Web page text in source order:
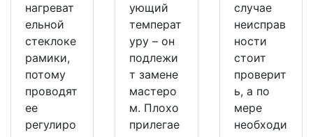
нагреват
ельной
стеклоке
рамики,
потому
проводят
ее
регулиро
ующий
температ
уру – он
подлежи
т замене
мастеро
м. Плохо
прилегае
случае
неисправ
ности
стоит
проверит
ь, а по
мере
необходи